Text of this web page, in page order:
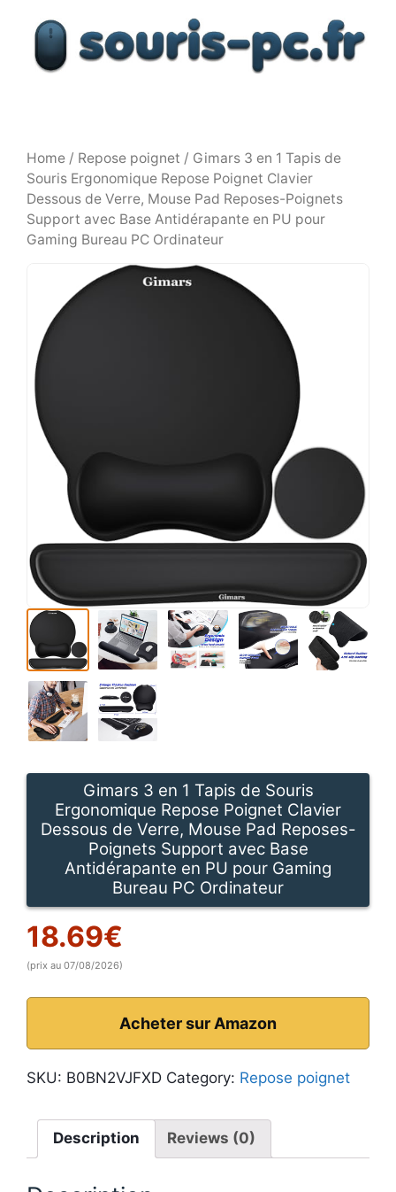
contenu
Home / Repose poignet / Gimars 3 en 1 Tapis de
Souris Ergonomique Repose Poignet Clavier
Dessous de Verre, Mouse Pad Reposes-Poignets
Support avec Base Antidérapante en PU pour
Gaming Bureau PC Ordinateur
Gimars 3 en 1 Tapis de Souris
Ergonomique Repose Poignet Clavier
Dessous de Verre, Mouse Pad Reposes-
Poignets Support avec Base
Antidérapante en PU pour Gaming
Bureau PC Ordinateur
18.69€
(prix au 07/08/2026)
Acheter sur Amazon
SKU: B0BN2VJFXD Category: Repose poignet
Description Reviews (0)